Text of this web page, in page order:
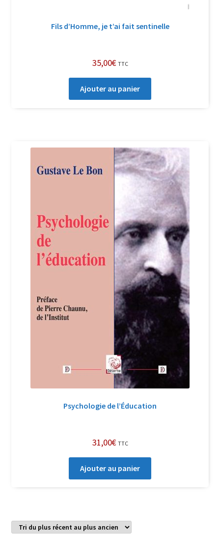
Fils d’Homme, je t’ai fait sentinelle
35,00€ TTC
Ajouter au panier
Psychologie de l’Éducation
31,00€ TTC
Ajouter au panier